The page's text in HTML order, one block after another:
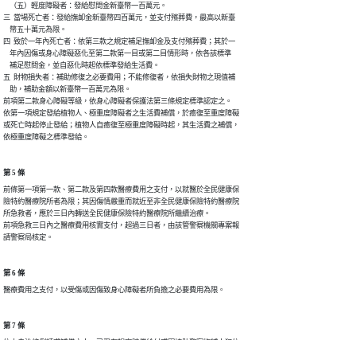
    （五）輕度障礙者：發給慰問金新臺幣一百萬元。
三  當場死亡者：發給撫卹金新臺幣四百萬元，並支付殯葬費，最高以新臺
    幣五十萬元為限。
四  致於一年內死亡者：依第三款之規定補足撫卹金及支付殯葬費；其於一
    年內因傷或身心障礙惡化至第二款第一目或第二目情形時，依各該標準
    補足慰問金，並自惡化時起依標準發給生活費。
五  財物損失者：補助修復之必要費用；不能修復者，依損失財物之現值補
    助，補助金額以新臺幣一百萬元為限。
前項第二款身心障礙等級，依身心障礙者保護法第三條規定標準認定之。
依第一項規定發給植物人、極重度障礙者之生活費補償，於癒復至重度障礙
或死亡時起停止發給；植物人自癒復至極重度障礙時起，其生活費之補償，
依極重度障礙之標準發給。
第 5 條
前條第一項第一款、第二款及第四款醫療費用之支付，以就醫於全民健康保
險特約醫療院所者為限；其因傷情嚴重而就近至非全民健康保險特約醫療院
所急救者，應於三日內轉送全民健康保險特約醫療院所繼續治療。
前項急救三日內之醫療費用核實支付，超過三日者，由該管警察機關專案報
請警察局核定。
第 6 條
醫療費用之支付，以受傷或因傷致身心障礙者所負擔之必要費用為限。
第 7 條